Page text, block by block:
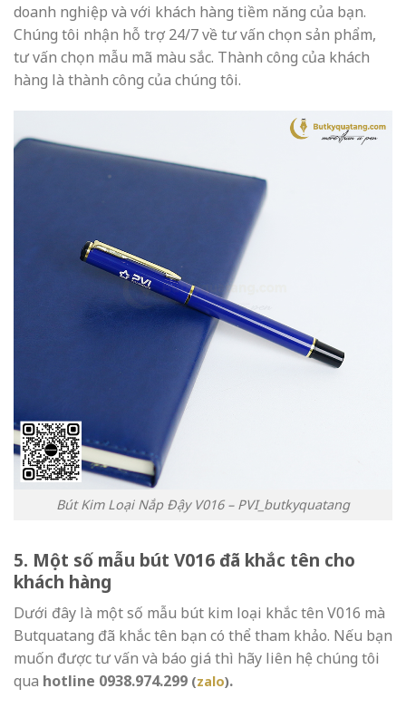
doanh nghiệp và với khách hàng tiềm năng của bạn.
Chúng tôi nhận hỗ trợ 24/7 về tư vấn chọn sản phẩm,
tư vấn chọn mẫu mã màu sắc. Thành công của khách
hàng là thành công của chúng tôi.
Bút Kim Loại Nắp Đậy V016 – PVI_butkyquatang
5. Một số mẫu bút V016 đã khắc tên cho
khách hàng
Dưới đây là một số mẫu bút kim loại khắc tên V016 mà
Butquatang đã khắc tên bạn có thể tham khảo. Nếu bạn
muốn được tư vấn và báo giá thì hãy liên hệ chúng tôi
qua hotline 0938.974.299 (zalo).